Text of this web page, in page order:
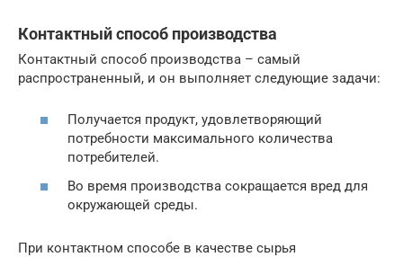
Контактный способ производства
Контактный способ производства – самый
распространенный, и он выполняет следующие задачи:
Получается продукт, удовлетворяющий
потребности максимального количества
потребителей.
Во время производства сокращается вред для
окружающей среды.
При контактном способе в качестве сырья